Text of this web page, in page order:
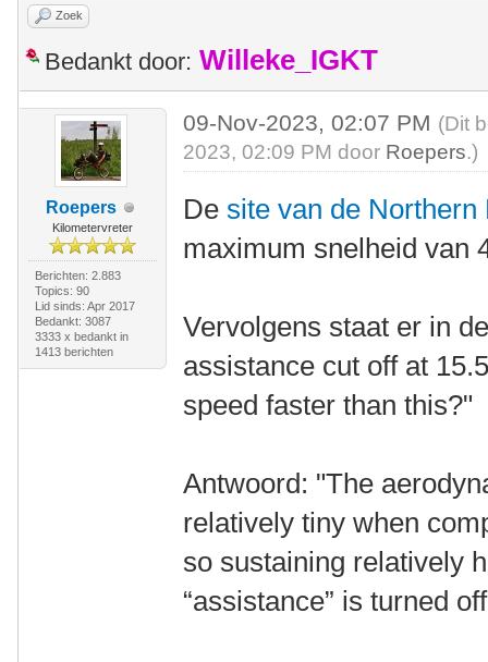
Zoek
Bedankt door: Willeke_IGKT
Roepers
Kilometervreter
Berichten: 2.883
Topics: 90
Lid sinds: Apr 2017
Bedankt: 3087
3333 x bedankt in
1413 berichten
09-Nov-2023, 02:07 PM (Dit
2023, 02:09 PM door Roepers.)
Desite van de Northern
maximum snelheid van
Vervolgens staat er in
assistance cut off at
speed faster than this?"
Antwoord: "The
relatively tiny when
so sustaining relatively
“assistance” is turned